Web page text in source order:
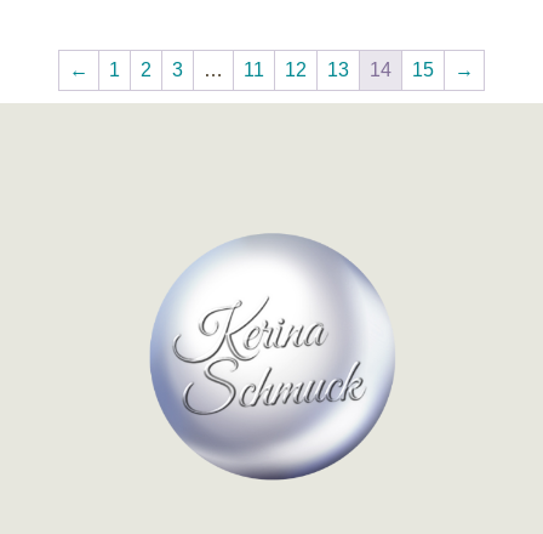
← 1 2 3 … 11 12 13 14 15 →